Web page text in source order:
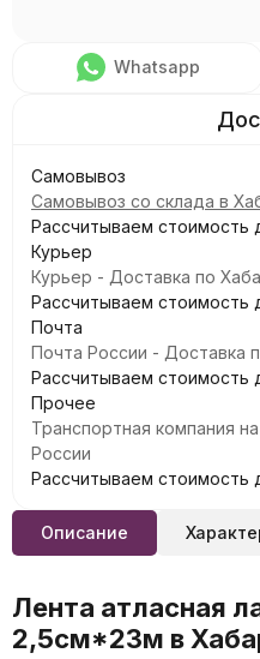
Whatsapp
Самовывоз
Самовывоз со склада в
Рассчитываем стоимость
Курьер
Курьер - Доставка по
Рассчитываем стоимость
Почта
Почта России - Доставка
Рассчитываем стоимость
Прочее
Транспортная компания
России
Рассчитываем стоимость
Описание
Лента атласная
2,5см*23м в